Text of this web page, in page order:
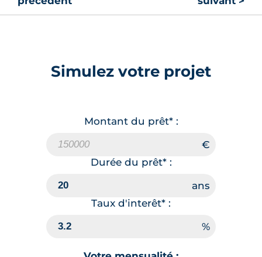
Simulez votre projet
Montant du prêt* :
Durée du prêt* :
Taux d'interêt* :